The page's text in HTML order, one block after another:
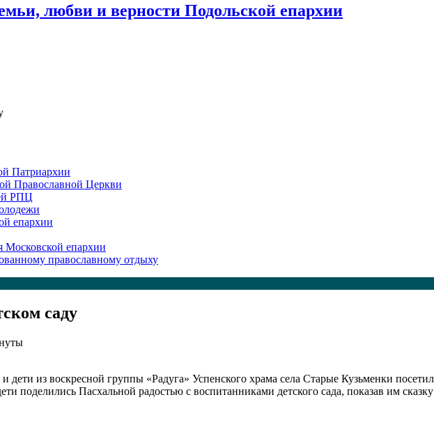
любви и верности Подольской епархии
Патриархии
Православной Церкви
РПЦ
епархии
Московской епархии
православному отдыху
саду
дети из воскресной группы «Радуга» Успенского храма села Старые Кузьменки
поделились Пасхальной радостью с воспитанниками детского сада, показав им